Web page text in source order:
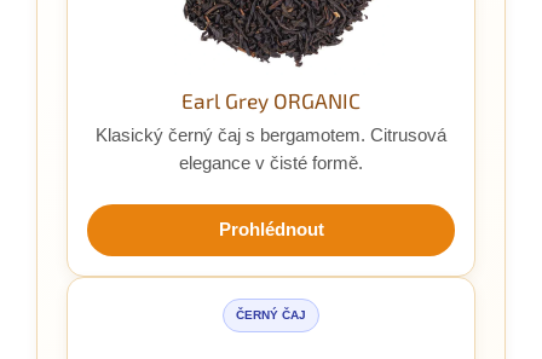
Earl Grey ORGANIC
Klasický černý čaj s bergamotem. Citrusová
elegance v čisté formě.
Prohlédnout
ČERNÝ ČAJ